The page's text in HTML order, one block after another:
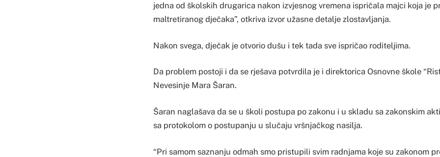
jedna od školskih drugarica nakon izvjesnog vremena ispričala majci koja je
maltretiranog dječaka”, otkriva izvor užasne detalje zlostavljanja.
Nakon svega, dječak je otvorio dušu i tek tada sve ispričao roditeljima.
Da problem postoji i da se rješava potvrdila je i direktorica Osnovne škole
Nevesinje Mara Šaran.
Šaran naglašava da se u školi postupa po zakonu i u skladu sa zakonskim
sa protokolom o postupanju u slučaju vršnjačkog nasilja.
“Pri samom saznanju odmah smo pristupili svim radnjama koje su zakonom